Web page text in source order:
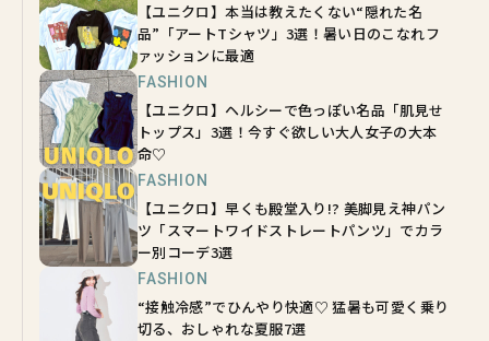
【ユニクロ】本当は教えたくない“隠れた名
品”「アートTシャツ」3選！暑い日のこなれフ
ァッションに最適
FASHION
【ユニクロ】ヘルシーで色っぽい名品「肌見せ
トップス」3選！今すぐ欲しい大人女子の大本
命♡
FASHION
【ユニクロ】早くも殿堂入り!? 美脚見え神パン
ツ「スマートワイドストレートパンツ」でカラ
ー別コーデ3選
FASHION
“接触冷感”でひんやり快適♡ 猛暑も可愛く乗り
切る、おしゃれな夏服7選